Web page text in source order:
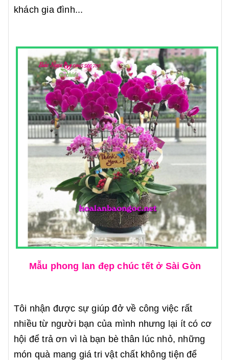
khách gia đình...
Mẫu phong lan đẹp chúc tết ở Sài Gòn
Tôi nhận được sự giúp đở về công việc rất
nhiều từ người bạn của mình nhưng lại ít có cơ
hội để trả ơn vì là bạn bè thân lúc nhỏ, những
món quà mang giá tri vật chất không tiện để